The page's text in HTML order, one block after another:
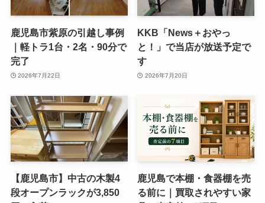
鹿児島市紫原の引越し事例
｜軽トラ1台・2名・90分で
完了
2026年7月22日
KKB「News＋おやっ
と！」で当店が放送予定で
す
2026年7月20日
【鹿児島市】中古の木製4
段オープンラックが3,850
鹿児島で本棚・食器棚を売
る前に｜買取されやすい家